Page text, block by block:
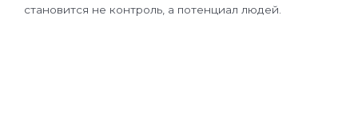
становится не контроль, а потенциал людей.